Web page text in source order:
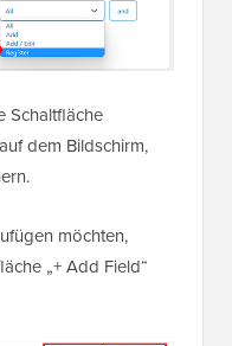
Schaltfläche
dem Bildschirm,
möchten,
„+ Add Field“